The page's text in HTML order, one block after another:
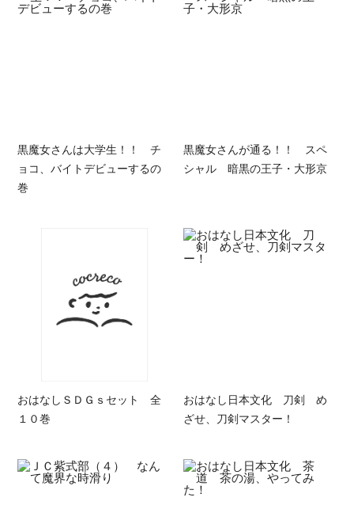
黒魔女さんは大学生！！ チ
ョコ、バイトデビューするの
巻
黒魔女さんが通る！！ スペ
シャル 暗黒の王子・大形京
おはなしＳＤＧｓセット 全
１０巻
おはなし日本文化 刀剣 め
ざせ、刀剣マスター！